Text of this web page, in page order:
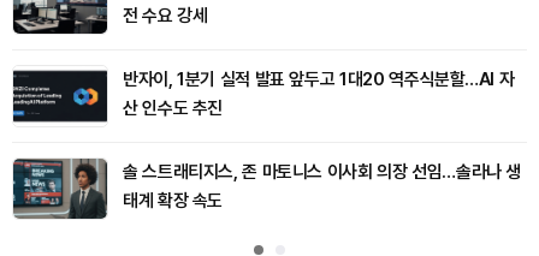
전 수요 강세
반자이, 1분기 실적 발표 앞두고 1대20 역주식분할…AI 자
산 인수도 추진
솔 스트래티지스, 존 마토니스 이사회 의장 선임…솔라나 생
태계 확장 속도